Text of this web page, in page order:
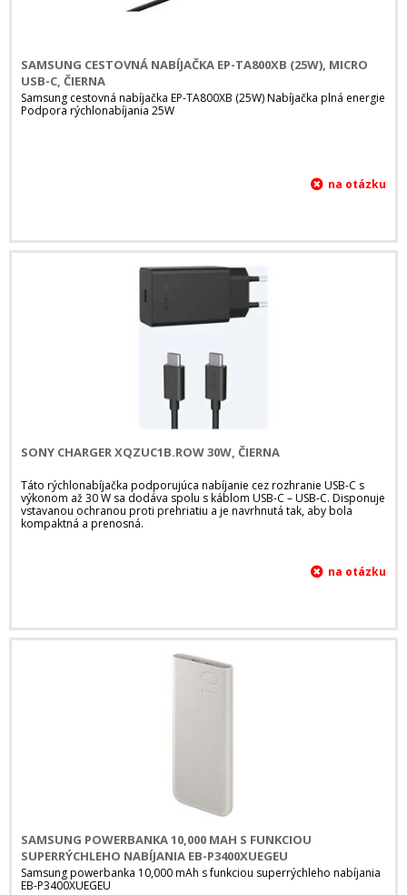
SAMSUNG CESTOVNÁ NABÍJAČKA EP-TA800XB (25W), MICRO
USB-C, ČIERNA
Samsung cestovná nabíjačka EP-TA800XB (25W) Nabíjačka plná energie
Podpora rýchlonabíjania 25W
SONY CHARGER XQZUC1B.ROW 30W, ČIERNA
Táto rýchlonabíjačka podporujúca nabíjanie cez rozhranie USB-C s
výkonom až 30 W sa dodáva spolu s káblom USB-C – USB-C. Disponuje
vstavanou ochranou proti prehriatiu a je navrhnutá tak, aby bola
kompaktná a prenosná.
SAMSUNG POWERBANKA 10,000 MAH S FUNKCIOU
SUPERRÝCHLEHO NABÍJANIA EB-P3400XUEGEU
Samsung powerbanka 10,000 mAh s funkciou superrýchleho nabíjania
EB-P3400XUEGEU